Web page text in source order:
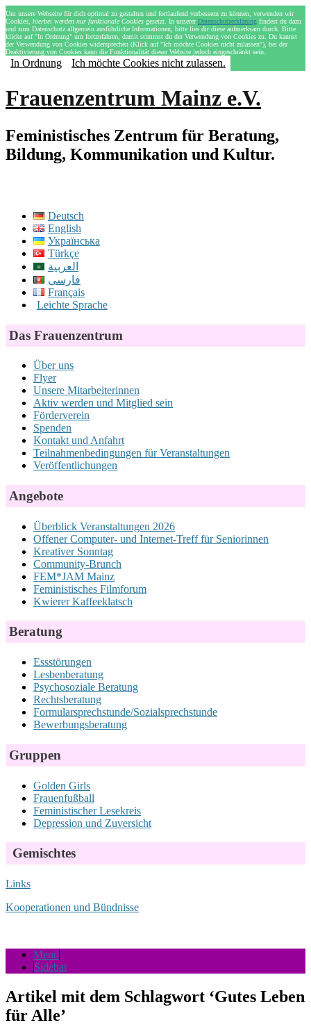
Um unsere Webseite für dich optimal zu gestalten und fortlaufend verbessern zu können, verwenden wir
Cookies, hierbei werden nur funktionale Cookies gesetzt. In unsererDatenschutzerklärung findest du dazu
und zum Datenschutz allgemein ausführliche Informationen, bitte lies dir diese aufmerksam durch. Bitte
klicke auf "In Ordnung" um fortzufahren, damit stimmst du der Verwendung von Cookies zu. Du kannst
der Verwendung von Cookies widersprechen (Klick auf "Ich möchte Cookies nicht zulassen"), bei der
Deaktivierung von Cookies kann die Funktionalität dieser Website jedoch eingeschränkt sein.
In Ordnung Ich möchte Cookies nicht zulassen.
Frauenzentrum Mainz e.V.
Feministisches Zentrum für Beratung,
Bildung, Kommunikation und Kultur.
Deutsch
English
Українська
Türkçe
العربية
فارسی
Français
Leichte Sprache
Das Frauenzentrum
Über uns
Flyer
Unsere Mitarbeiterinnen
Aktiv werden und Mitglied sein
Förderverein
Spenden
Kontakt und Anfahrt
Teilnahmenbedingungen für Veranstaltungen
Veröffentlichungen
Angebote
Überblick Veranstaltungen 2026
Offener Computer- und Internet-Treff für Seniorinnen
Kreativer Sonntag
Community-Brunch
FEM*JAM Mainz
Feministisches Filmforum
Kwierer Kaffeeklatsch
Beratung
Essstörungen
Lesbenberatung
Psychosoziale Beratung
Rechtsberatung
Formularsprechstunde/Sozialsprechstunde
Bewerbungsberatung
Gruppen
Golden Girls
Frauenfußball
Feministischer Lesekreis
Depression und Zuversicht
Gemischtes
Links
Kooperationen und Bündnisse
Menü
Sidebar
Artikel mit dem Schlagwort ‘Gutes Leben
für Alle’